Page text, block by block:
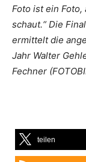
Foto ist ein Foto,
schaut.“ Die
ermittelt die
Jahr Walter
Fechner
teilen